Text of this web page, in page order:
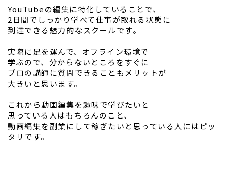
YouTubeの編集に特化していることで、
2日間でしっかり学べて仕事が取れる状態に
到達できる魅力的なスクールです。
実際に足を運んで、オフライン環境で
学ぶので、分からないところをすぐに
プロの講師に質問できることもメリットが
大きいと思います。
これから動画編集を趣味で学びたいと
思っている人はもちろんのこと、
動画編集を副業にして稼ぎたいと思っている人にはピッ
タリです。